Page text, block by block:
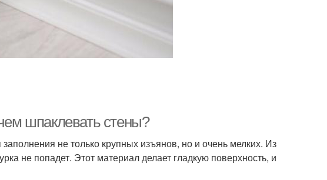
шпаклевать стены?
не только крупных изъянов, но и очень мелких. Из
не попадет. Этот материал делает гладкую поверхность, и